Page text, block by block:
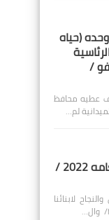
(حياه
/
عطيه محافظ
لم…
لمعرفة نتيجة الثانويه العامه 2022 /
2022 بالتوفيق والنجاح لابنائنا